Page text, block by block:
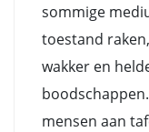
sommige
toestand
wakker en
mensen aan